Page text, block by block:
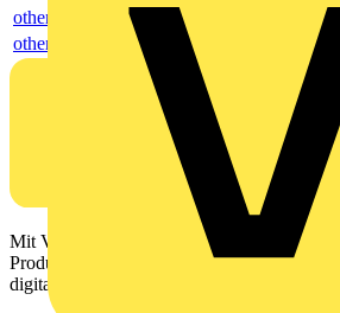
others
others
Mit Voltimum erhalten Elektrofachkräfte
Produktinformationen, Schulungen und
digitalen Plattform und Community.